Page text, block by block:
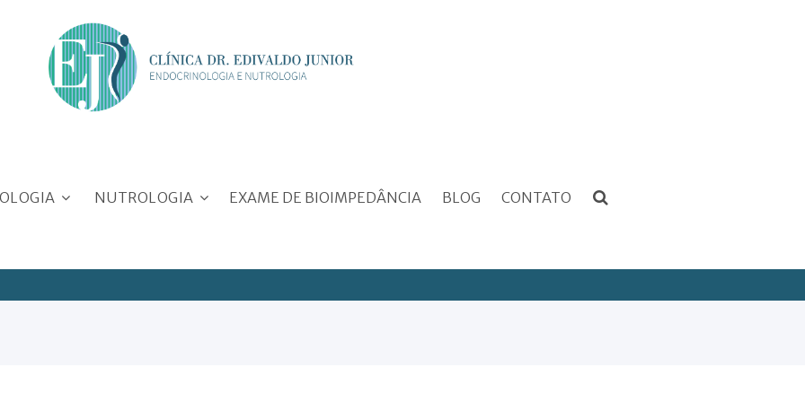
NUTROLOGIA EXAME DE BIOIMPEDÂNCIA BLOG CONTATO